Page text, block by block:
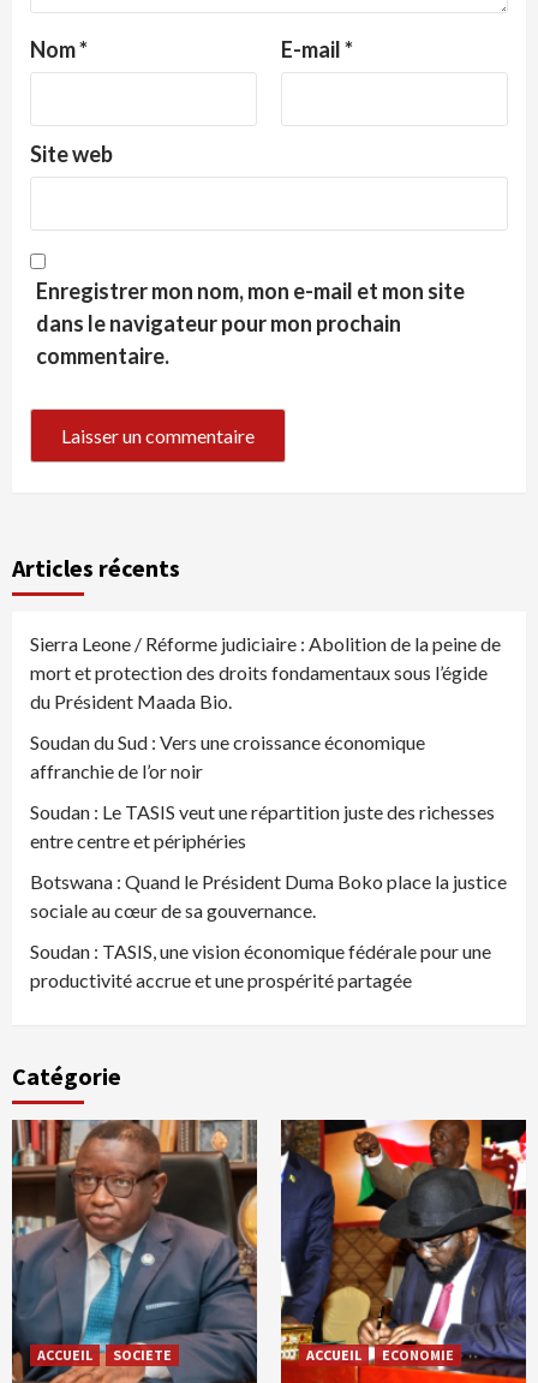
Nom* E-mail*
Site web
Enregistrer mon nom, mon e-mail et mon site
dans le navigateur pour mon prochain
commentaire.
Articles récents
Sierra Leone / Réforme judiciaire : Abolition de la peine de
mort et protection des droits fondamentaux sous l’égide
du Président Maada Bio.
Soudan du Sud : Vers une croissance économique
affranchie de l’or noir
Soudan : Le TASIS veut une répartition juste des richesses
entre centre et périphéries
Botswana : Quand le Président Duma Boko place la justice
sociale au cœur de sa gouvernance.
Soudan : TASIS, une vision économique fédérale pour une
productivité accrue et une prospérité partagée
Catégorie
ACCUEIL SOCIETE ACCUEIL ECONOMIE